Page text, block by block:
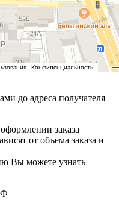
до адреса получателя
заказа
от объема заказа и
Вы можете узнать